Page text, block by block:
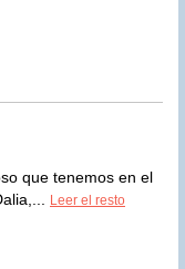
que tenemos en el
Leer el resto